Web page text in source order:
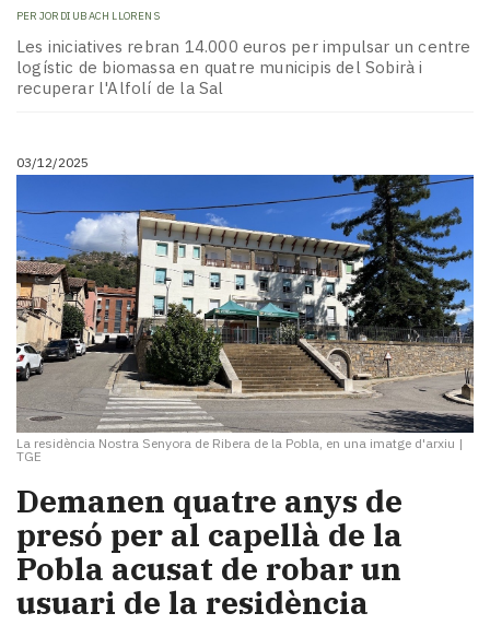
PER JORDI UBACH LLORENS
Les iniciatives rebran 14.000 euros per impulsar un centre
logístic de biomassa en quatre municipis del Sobirà i
recuperar l'Alfolí de la Sal
03/12/2025
La residència Nostra Senyora de Ribera de la Pobla, en una imatge d'arxiu |
TGE
Demanen quatre anys de
presó per al capellà de la
Pobla acusat de robar un
usuari de la residència